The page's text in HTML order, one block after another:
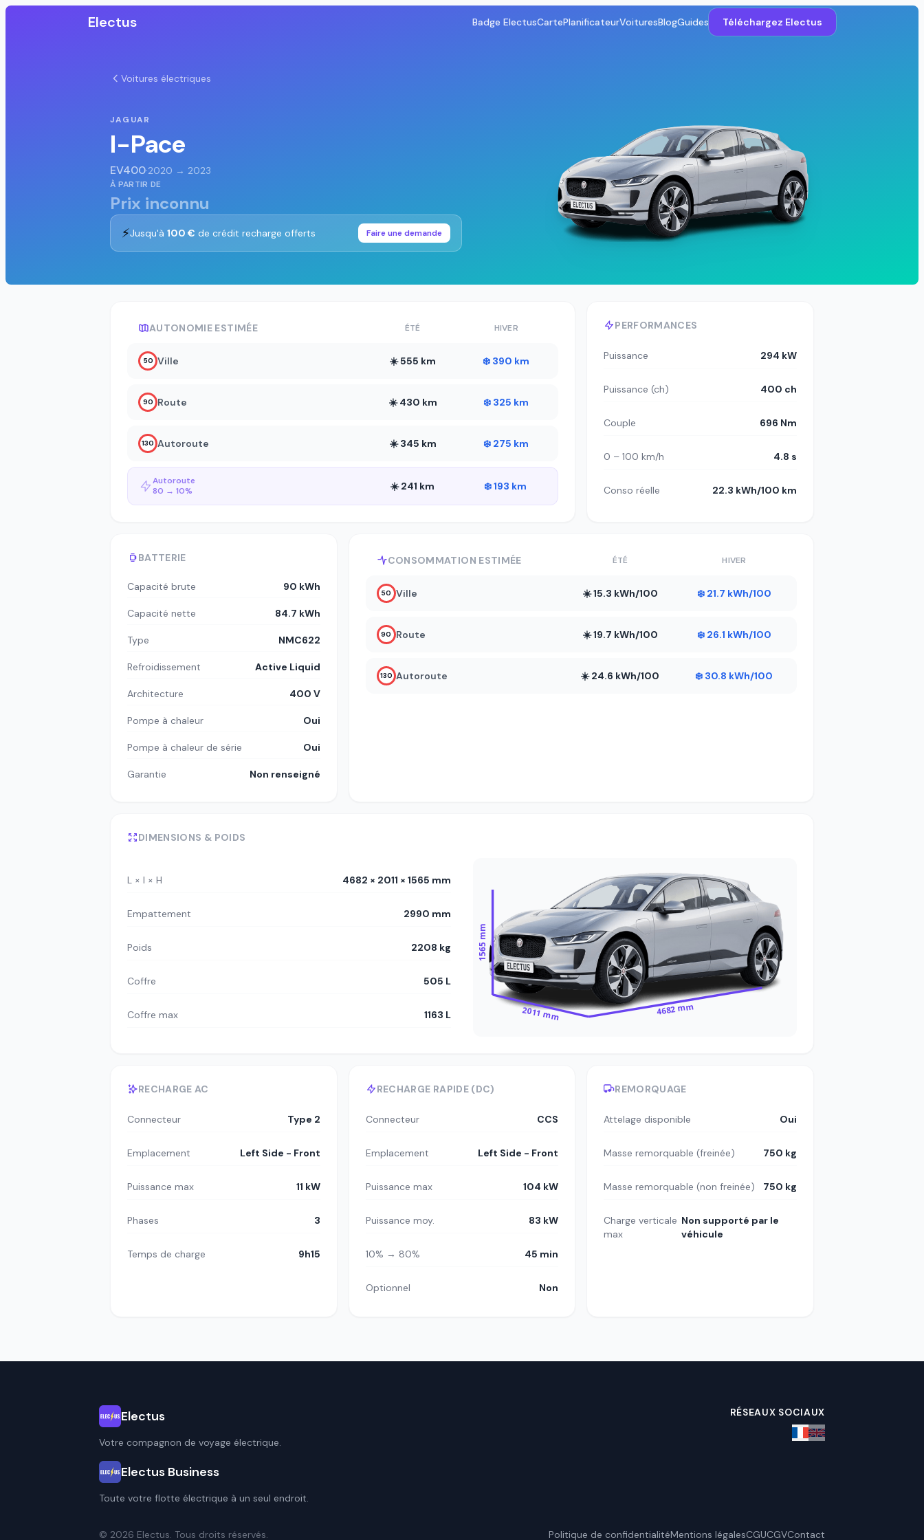
Electus Badge ElectusCartePlanificateurVoituresBlogGuides Téléchargez Electus
Voitures électriques
JAGUAR
I-Pace
EV400·2020 → 2023
À PARTIR DE
Prix inconnu
⚡Jusqu'à 100 € de crédit recharge offerts Faire une demande
AUTONOMIE ESTIMÉE ÉTÉ HIVER
50 Ville ☀️ 555 km ❄️ 390 km
90 Route ☀️ 430 km ❄️ 325 km
130 Autoroute ☀️ 345 km ❄️ 275 km
Autoroute
80 → 10%
☀️ 241 km ❄️ 193 km
PERFORMANCES
Puissance 294 kW
Puissance (ch) 400 ch
Couple 696 Nm
0 – 100 km/h 4.8 s
Conso réelle 22.3 kWh/100 km
BATTERIE
Capacité brute 90 kWh
Capacité nette 84.7 kWh
Type NMC622
Refroidissement Active Liquid
Architecture 400 V
Pompe à chaleur Oui
Pompe à chaleur de série Oui
Garantie Non renseigné
CONSOMMATION ESTIMÉE ÉTÉ HIVER
50 Ville ☀️ 15.3 kWh/100 ❄️ 21.7 kWh/100
90 Route ☀️ 19.7 kWh/100 ❄️ 26.1 kWh/100
130 Autoroute ☀️ 24.6 kWh/100 ❄️ 30.8 kWh/100
DIMENSIONS & POIDS
L × l × H 4682 × 2011 × 1565 mm
Empattement 2990 mm
Poids 2208 kg
Coffre 505 L
Coffre max 1163 L
1565 mm
2011 mm 4682 mm
RECHARGE AC
Connecteur Type 2
Emplacement Left Side - Front
Puissance max 11 kW
Phases 3
Temps de charge 9h15
RECHARGE RAPIDE (DC)
Connecteur CCS
Emplacement Left Side - Front
Puissance max 104 kW
Puissance moy. 83 kW
10% → 80% 45 min
Optionnel Non
REMORQUAGE
Attelage disponible Oui
Masse remorquable (freinée) 750 kg
Masse remorquable (non freinée) 750 kg
Charge verticale
max
Non supporté par le
véhicule
Electus
Votre compagnon de voyage électrique.
Electus Business
Toute votre flotte électrique à un seul endroit.
RÉSEAUX SOCIAUX
© 2026 Electus. Tous droits réservés. Politique de confidentialitéMentions légalesCGUCGVContact